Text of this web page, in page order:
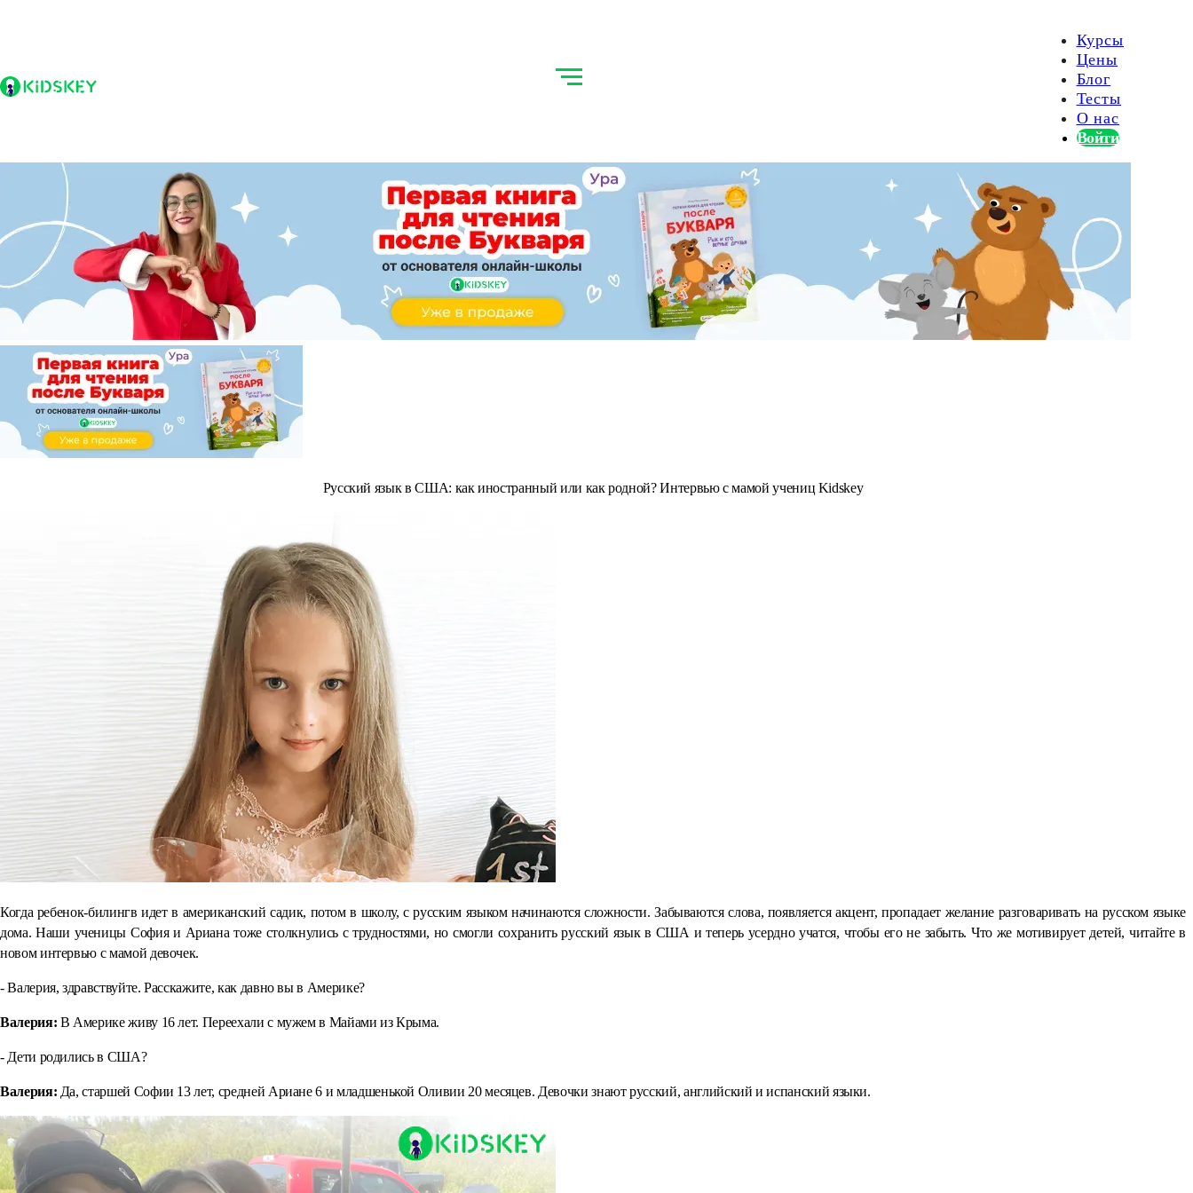
Курсы
Цены
Блог
Тесты
О нас
Войти
Русский язык в США: как иностранный или как родной? Интервью с мамой учениц Kidskey
Когда ребенок-билингв идет в американский садик, потом в школу, с русским языком начинаются сложности. Забываются слова, появляется акцент, пропадает желание разговаривать на русском языке
дома. Наши ученицы София и Ариана тоже столкнулись с трудностями, но смогли сохранить русский язык в США и теперь усердно учатся, чтобы его не забыть. Что же мотивирует детей, читайте в
новом интервью с мамой девочек.
- Валерия, здравствуйте. Расскажите, как давно вы в Америке?
Валерия: В Америке живу 16 лет. Переехали с мужем в Майами из Крыма.
- Дети родились в США?
Валерия: Да, старшей Софии 13 лет, средней Ариане 6 и младшенькой Оливии 20 месяцев. Девочки знают русский, английский и испанский языки.